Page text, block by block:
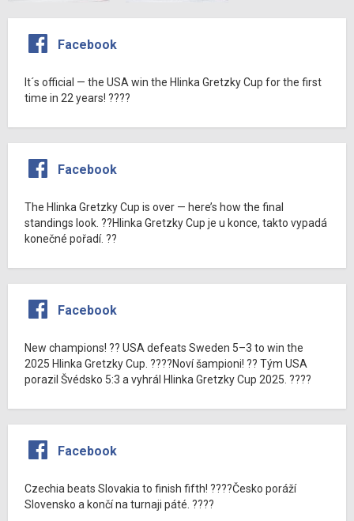
Facebook
It´s official — the USA win the Hlinka Gretzky Cup for the first
time in 22 years! ????
Facebook
The Hlinka Gretzky Cup is over — here’s how the final
standings look. ??Hlinka Gretzky Cup je u konce, takto vypadá
konečné pořadí. ??
Facebook
New champions! ?? USA defeats Sweden 5–3 to win the
2025 Hlinka Gretzky Cup. ????Noví šampioni! ?? Tým USA
porazil Švédsko 5:3 a vyhrál Hlinka Gretzky Cup 2025. ????
Facebook
Czechia beats Slovakia to finish fifth! ????Česko poráží
Slovensko a končí na turnaji páté. ????